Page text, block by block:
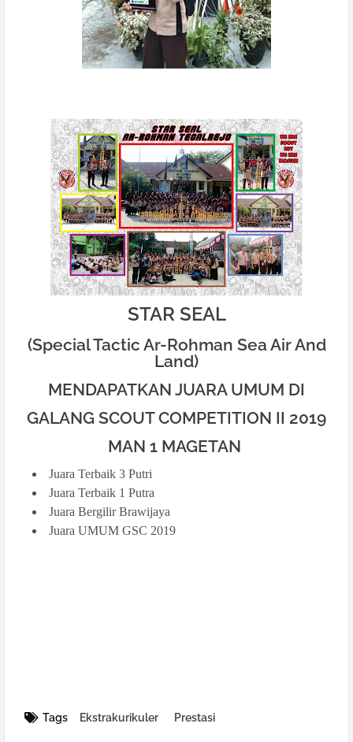
STAR SEAL
(Special Tactic Ar-Rohman Sea Air And
Land)
MENDAPATKAN JUARA UMUM DI
GALANG SCOUT COMPETITION II 2019
MAN 1 MAGETAN
Juara Terbaik 3 Putri
Juara Terbaik 1 Putra
Juara Bergilir Brawijaya
Juara UMUM GSC 2019
Tags Ekstrakurikuler Prestasi